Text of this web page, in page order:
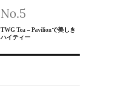
TWG Tea – Pavilionで美しき
ハイティー